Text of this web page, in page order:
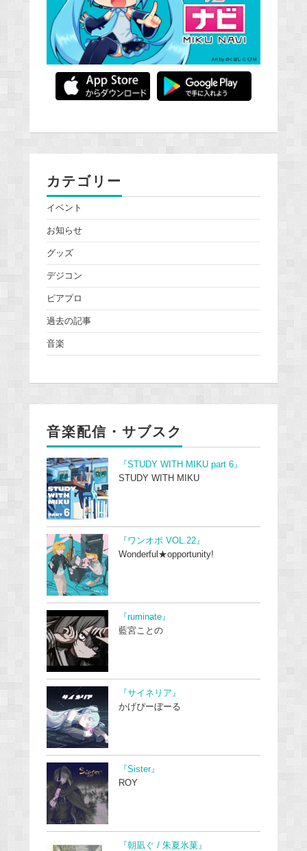
カテゴリー
イベント
お知らせ
グッズ
デジコン
ピアプロ
過去の記事
音楽
音楽配信・サブスク
『STUDY WITH MIKU part 6』
STUDY WITH MIKU
『ワンオポ VOL.22』
Wonderful★opportunity!
『ruminate』
藍宮ことの
『サイネリア』
かげぴーぼーる
『Sister』
ROY
『朝凪ぐ / 朱夏氷菓』